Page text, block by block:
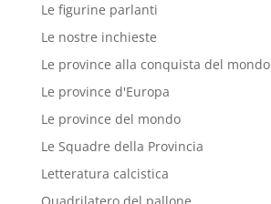
Le figurine parlanti
Le nostre inchieste
Le province alla conquista del mondo
Le province d'Europa
Le province del mondo
Le Squadre della Provincia
Letteratura calcistica